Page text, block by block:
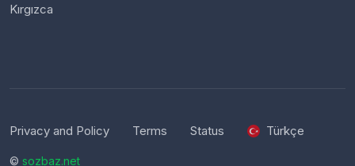
Kırgızca
Privacy and Policy Terms Status Türkçe
© sozbaz.net